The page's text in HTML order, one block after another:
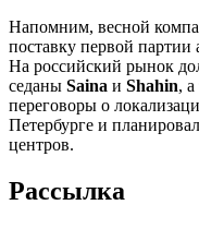
Напомним, весной
поставку первой партии
На российский рынок
седаны Saina и Shahin,
переговоры о
Петербурге и
центров.
Рассылка